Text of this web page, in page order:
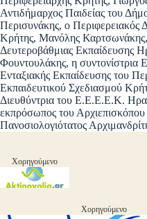
Αντιδήμαρχος Παιδείας του
Περισυνάκης, ο Περιφερειακός
Κρήτης, Μανόλης Καρτσωνάκης,
Δευτεροβάθμιας Εκπαίδευσης
Φουντουλάκης, η συντονίστρια
Ενταξιακής Εκπαίδευσης του
Εκπαιδευτικού Σχεδιασμού
Διευθύντρια του Ε.Ε.Ε.Ε.Κ.
εκπρόσωπος του
Πανοσιολογιότατος
Χορηγούμενο
Χορηγούμενο